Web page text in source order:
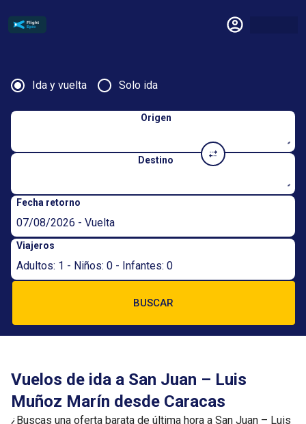
Ida y vuelta Solo ida
Origen
Destino
Fecha retorno
07/08/2026 - Vuelta
Viajeros
Adultos: 1 - Niños: 0 - Infantes: 0
BUSCAR
Vuelos de ida a San Juan – Luis
Muñoz Marín desde Caracas
¿Buscas una oferta barata de última hora a San Juan – Luis